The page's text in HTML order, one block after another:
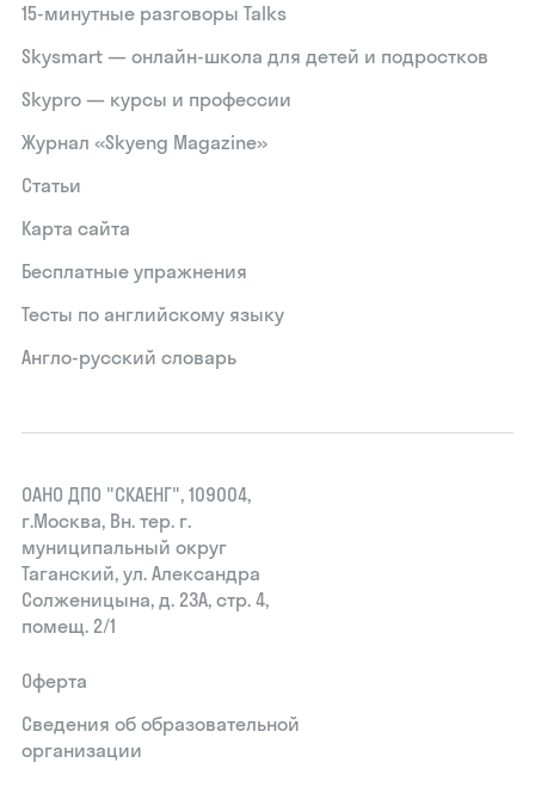
15‑минутные разговоры Talks
Skysmart — онлайн-школа для детей и подростков
Skypro — курсы и профессии
Журнал «Skyeng Magazine»
Статьи
Карта сайта
Бесплатные упражнения
Тесты по английскому языку
Англо-русский словарь
ОАНО ДПО "СКАЕНГ", 109004,
г.Москва, Вн. тер. г.
муниципальный округ
Таганский, ул. Александра
Солженицына, д. 23А, стр. 4,
помещ. 2/1
Оферта
Сведения об образовательной
организации